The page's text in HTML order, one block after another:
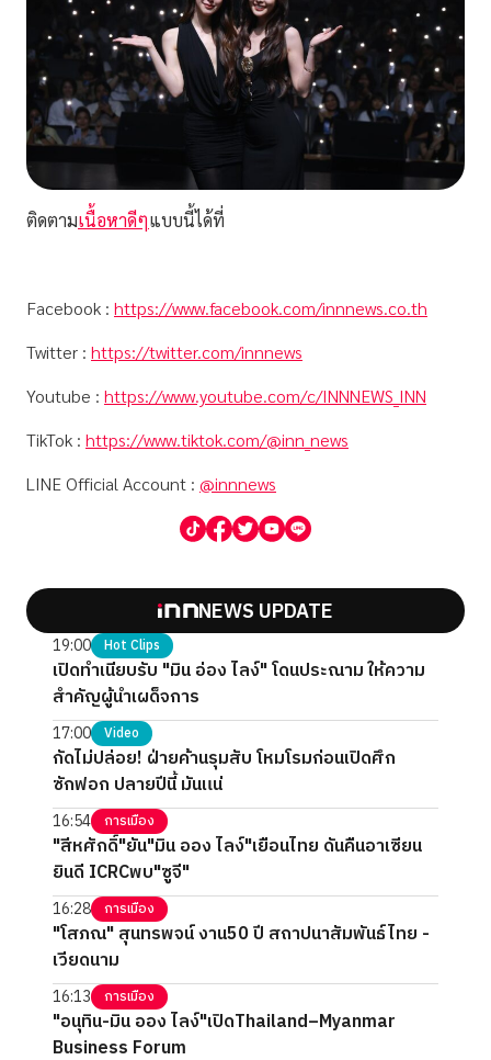
ติดตามเนื้อหาดีๆแบบนี้ได้ที่
Facebook : https://www.facebook.com/innnews.co.th
Twitter : https://twitter.com/innnews
Youtube : https://www.youtube.com/c/INNNEWS_INN
TikTok : https://www.tiktok.com/@inn_news
LINE Official Account : @innnews
NEWS UPDATE
19:00 Hot Clips
เปิดทำเนียบรับ "มิน อ่อง ไลง์" โดนประณาม ให้ความ
สำคัญผู้นำเผด็จการ
17:00 Video
กัดไม่ปล่อย! ฝ่ายค้านรุมสับ โหมโรมก่อนเปิดศึก
ซักฟอก ปลายปีนี้ มันแน่
16:54 การเมือง
"สีหศักดิ์"ยัน"มิน ออง ไลง์"เยือนไทย ดันคืนอาเซียน
ยินดี ICRCพบ"ซูจี"
16:28 การเมือง
"โสภณ" สุนทรพจน์ งาน50 ปี สถาปนาสัมพันธ์ไทย -
เวียดนาม
16:13 การเมือง
"อนุทิน-มิน ออง ไลง์"เปิดThailand–Myanmar
Business Forum